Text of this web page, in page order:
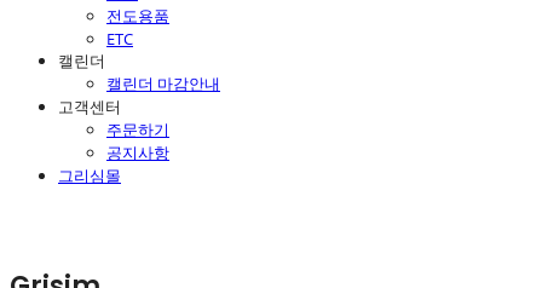
전도용품
ETC
캘린더
캘린더 마감안내
고객센터
주문하기
공지사항
그리심몰